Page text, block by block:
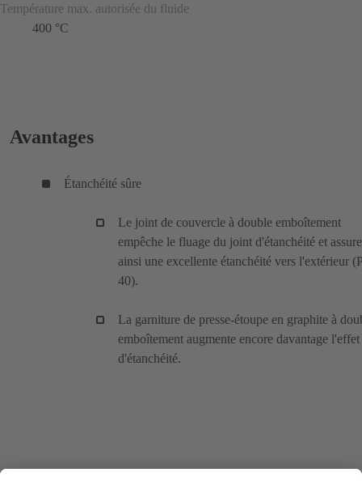
Température max. autorisée du fluide
400 °C
Avantages
Étanchéité sûre
Le joint de couvercle à double emboîtement
empêche le fluage du joint d'étanchéité et assure
ainsi une excellente étanchéité vers l'extérieur
40).
La garniture de presse-étoupe en graphite à
emboîtement augmente encore davantage l'effet
d'étanchéité.